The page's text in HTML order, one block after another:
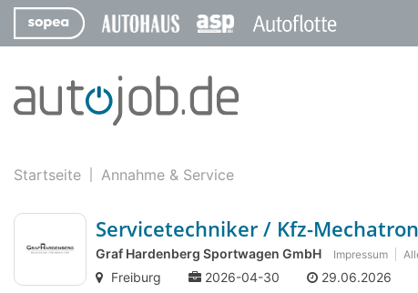
Startseite Annahme & Service
Servicetechniker / Kfz-
Graf Hardenberg Sportwagen GmbH Impressum
Freiburg 2026-04-30 29.06.2026